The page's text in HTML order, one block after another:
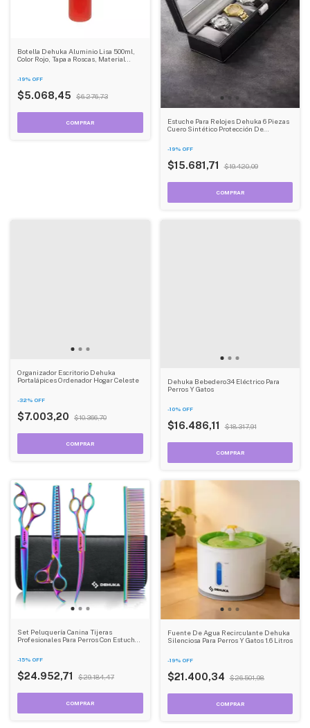
Botella Dehuka Aluminio Lisa 500ml,
Color Rojo, Tapa a Roscas, Material
-19% OFF
$5.068,45 $6.276,73
Estuche Para Relojes Dehuka 6 Piezas
Cuero Sintético Protección De
-19% OFF
$15.681,71 $19.420,09
Organizador Escritorio Dehuka
Portalápices Ordenador Hogar Celeste
-32% OFF
$7.003,20 $10.366,70
Dehuka Bebedero34 Eléctrico Para
Perros Y Gatos
-10% OFF
$16.486,11 $18.317,91
Set Peluquería Canina Tijeras
Profesionales Para Perros Con Estuche
-15% OFF
$24.952,71 $29.184,47
Fuente De Agua Recirculante Dehuka
Silenciosa Para Perros Y Gatos 1.6 Litros
-19% OFF
$21.400,34 $26.501,98